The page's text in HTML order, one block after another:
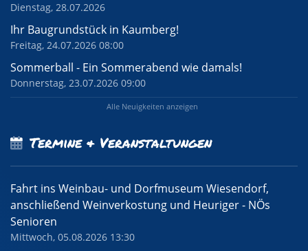
Dienstag, 28.07.2026
Ihr Baugrundstück in Kaumberg!
Freitag, 24.07.2026 08:00
Sommerball - Ein Sommerabend wie damals!
Donnerstag, 23.07.2026 09:00
Alle Neuigkeiten anzeigen
Termine & Veranstaltungen
Fahrt ins Weinbau- und Dorfmuseum Wiesendorf,
anschließend Weinverkostung und Heuriger - NÖs
Senioren
Mittwoch, 05.08.2026 13:30